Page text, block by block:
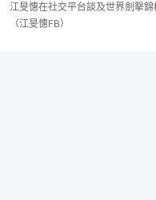
江旻憓在社交平台談及世界劍擊
（江旻憓FB）